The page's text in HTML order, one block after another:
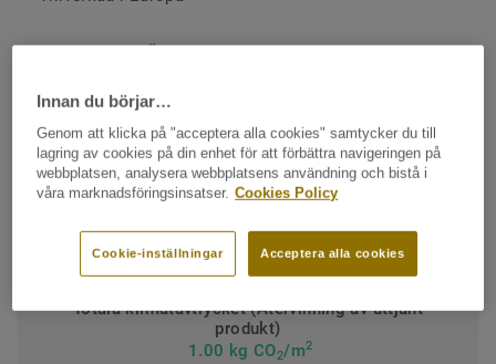
Klassificering för bostadsmiljö: 23 Hög
Quality & environment certifications:ISO 14001
Effektiv luggtjocklek:3,2 mm
Totala klimatavtrycket (Återvinning av uttjänt
produkt)
1.00 kg CO2/m2
Innan du börjar…
Genom att klicka på "acceptera alla cookies" samtycker du till
lagring av cookies på din enhet för att förbättra navigeringen på
webbplatsen, analysera webbplatsens användning och bistå i
våra marknadsföringsinsatser. Cookies Policy
Acceptera alla cookies
Cookie-inställningar